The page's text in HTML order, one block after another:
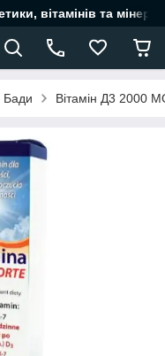
вітамінів та
Бади Вітамін Д3 2000